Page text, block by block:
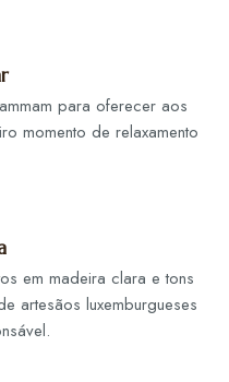
para oferecer aos
momento de relaxamento
em madeira clara e tons
artesãos luxemburgueses